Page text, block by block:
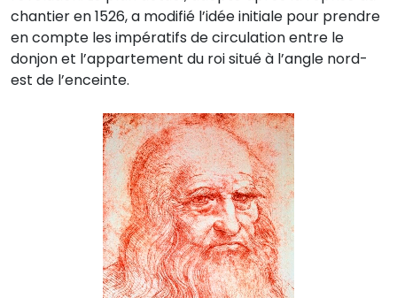
chantier en 1526, a modifié l’idée initiale pour prendre
en compte les impératifs de circulation entre le
donjon et l’appartement du roi situé à l’angle nord-
est de l’enceinte.